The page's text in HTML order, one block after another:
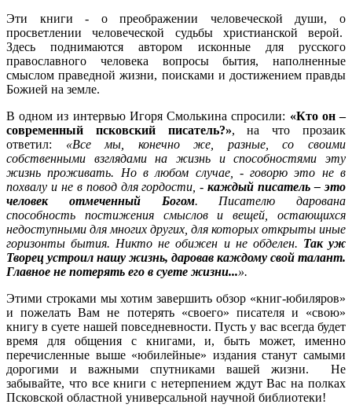
Эти книги - о преображении человеческой души, о
просветлении человеческой судьбы христианской верой.
Здесь поднимаются автором исконные для русского
православного человека вопросы бытия, наполненные
смыслом праведной жизни, поисками и достижением правды
Божией на земле.
В одном из интервью Игоря Смолькина спросили: «Кто он –
современный псковский писатель?», на что прозаик
ответил: «Все мы, конечно же, разные, со своими
собственными взглядами на жизнь и способностями эту
жизнь проживать. Но в любом случае, - говорю это не в
похвалу и не в повод для гордости, -каждый писатель – это
человек отмеченный Богом. Писателю дарована
способность постижения смыслов и вещей, остающихся
недоступными для многих других, для которых открыты иные
горизонты бытия. Никто не обижен и не обделен. Так уж
Творец устроил нашу жизнь, даровав каждому свой талант.
Главное не потерять его в суете жизни...».
Этими строками мы хотим завершить обзор «книг-юбиляров»
и пожелать Вам не потерять «своего» писателя и «свою»
книгу в суете нашей повседневности. Пусть у вас всегда будет
время для общения с книгами, и, быть может, именно
перечисленные выше «юбилейные» издания станут самыми
дорогими и важными спутниками вашей жизни. Не
забывайте, что все книги с нетерпением ждут Вас на полках
Псковской областной универсальной научной библиотеки!